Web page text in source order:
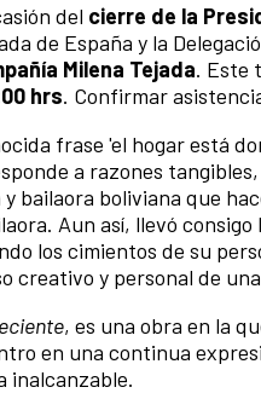
del cierre de la
de España y la
Milena Tejada. Este
hrs. Confirmar
frase 'el hogar está
a razones
bailaora boliviana que
Aun así, llevó
los cimientos de su
creativo y personal de
, es una obra en la
en una continua
inalcanzable.